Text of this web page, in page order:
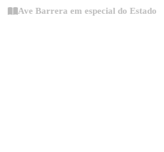
Ave Barrera em especial do Estado de